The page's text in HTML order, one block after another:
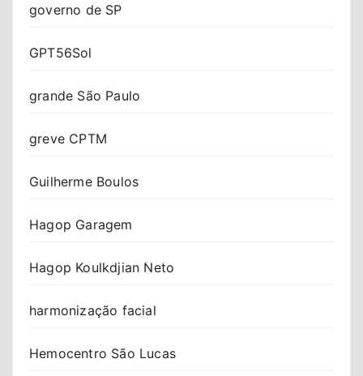
governo de SP
GPT56Sol
grande São Paulo
greve CPTM
Guilherme Boulos
Hagop Garagem
Hagop Koulkdjian Neto
harmonização facial
Hemocentro São Lucas